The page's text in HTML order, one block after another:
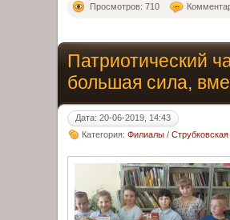
Просмотров: 710
Патриотический
большая сила,
Дата: 20-06-2019, 14:43
Категория: Филиалы /